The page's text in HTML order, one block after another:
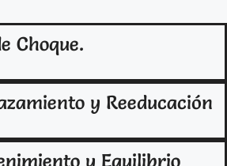
Choque.
y Reeducación
y Equilibrio